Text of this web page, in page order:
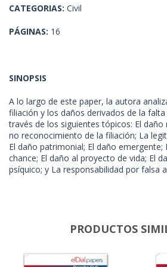
CATEGORIAS: Civil
PÁGINAS: 16
SINOPSIS
A lo largo de este paper, la autora
filiación y los daños derivados de la
través de los siguientes tópicos: El daño
no reconocimiento de la filiación; La
El daño patrimonial; El daño emergente;
chance; El daño al proyecto de vida; El
psíquico; y La responsabilidad por falsa
PRODUCTOS